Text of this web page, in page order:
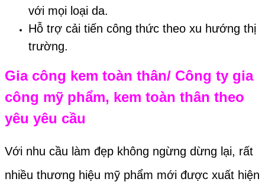
với mọi loại da.
Hỗ trợ cải tiến công thức theo xu hướng thị
trường.
Gia công kem toàn thân/ Công ty gia
công mỹ phẩm, kem toàn thân theo
yêu yêu cầu
Với nhu cầu làm đẹp không ngừng dừng lại, rất
nhiều thương hiệu mỹ phẩm mới được xuất hiện